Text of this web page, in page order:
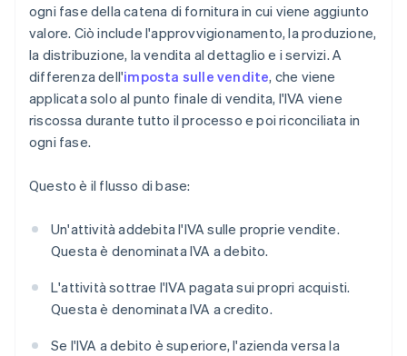
ogni fase della catena di fornitura in cui viene aggiunto
valore. Ciò include l'approvvigionamento, la produzione,
la distribuzione, la vendita al dettaglio e i servizi. A
differenza dell'imposta sulle vendite, che viene
applicata solo al punto finale di vendita, l'IVA viene
riscossa durante tutto il processo e poi riconciliata in
ogni fase.
Questo è il flusso di base:
Un'attività addebita l'IVA sulle proprie vendite.
Questa è denominata IVA a debito.
L'attività sottrae l'IVA pagata sui propri acquisti.
Questa è denominata IVA a credito.
Se l'IVA a debito è superiore, l'azienda versa la